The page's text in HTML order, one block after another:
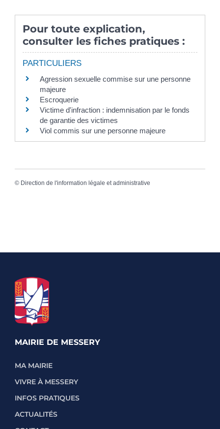
Pour toute explication,
consulter les fiches pratiques :
PARTICULIERS
Agression sexuelle commise sur une personne
majeure
Escroquerie
Victime d'infraction : indemnisation par le fonds
de garantie des victimes
Viol commis sur une personne majeure
© Direction de l'information légale et administrative
MAIRIE DE MESSERY
MA MAIRIE
VIVRE À MESSERY
INFOS PRATIQUES
ACTUALITÉS